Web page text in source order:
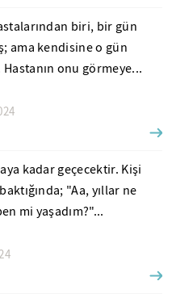
biri, bir gün
ama kendisine o gün
onu görmeye...
kadar geçecektir. Kişi
"Aa, yıllar ne
mi yaşadım?"...